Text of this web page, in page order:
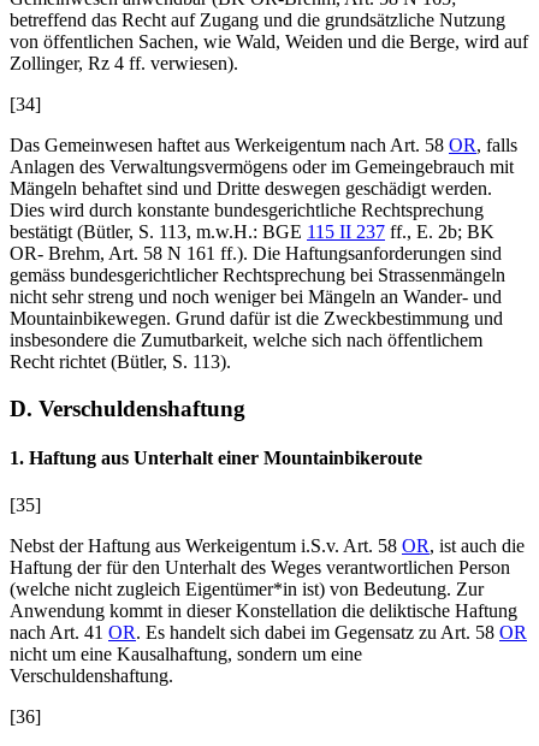
betreffend das Recht auf Zugang und die grundsätzliche Nutzung
von öffentlichen Sachen, wie Wald, Weiden und die Berge, wird auf
Zollinger, Rz 4 ff. verwiesen).
[34]
Das Gemeinwesen haftet aus Werkeigentum nach Art. 58 OR, falls
Anlagen des Verwaltungsvermögens oder im Gemeingebrauch mit
Mängeln behaftet sind und Dritte deswegen geschädigt werden.
Dies wird durch konstante bundesgerichtliche Rechtsprechung
bestätigt (Bütler, S. 113, m.w.H.: BGE 115 II 237 ff., E. 2b; BK
OR- Brehm, Art. 58 N 161 ff.). Die Haftungsanforderungen sind
gemäss bundesgerichtlicher Rechtsprechung bei Strassenmängeln
nicht sehr streng und noch weniger bei Mängeln an Wander- und
Mountainbikewegen. Grund dafür ist die Zweckbestimmung und
insbesondere die Zumutbarkeit, welche sich nach öffentlichem
Recht richtet (Bütler, S. 113).
D. Verschuldenshaftung
1. Haftung aus Unterhalt einer Mountainbikeroute
[35]
Nebst der Haftung aus Werkeigentum i.S.v. Art. 58 OR, ist auch die
Haftung der für den Unterhalt des Weges verantwortlichen Person
(welche nicht zugleich Eigentümer*in ist) von Bedeutung. Zur
Anwendung kommt in dieser Konstellation die deliktische Haftung
nach Art. 41 OR. Es handelt sich dabei im Gegensatz zu Art. 58 OR
nicht um eine Kausalhaftung, sondern um eine
Verschuldenshaftung.
[36]